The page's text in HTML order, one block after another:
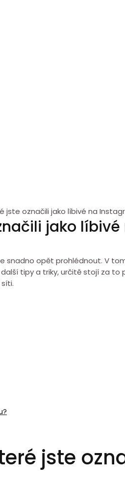
jste označili jako líbivé na
jako
snadno opět prohlédnout. V
tipy a triky, určitě stojí za
jste